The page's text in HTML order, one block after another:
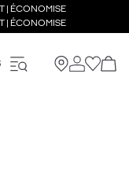
| ÉCONOMISE
| ÉCONOMISE